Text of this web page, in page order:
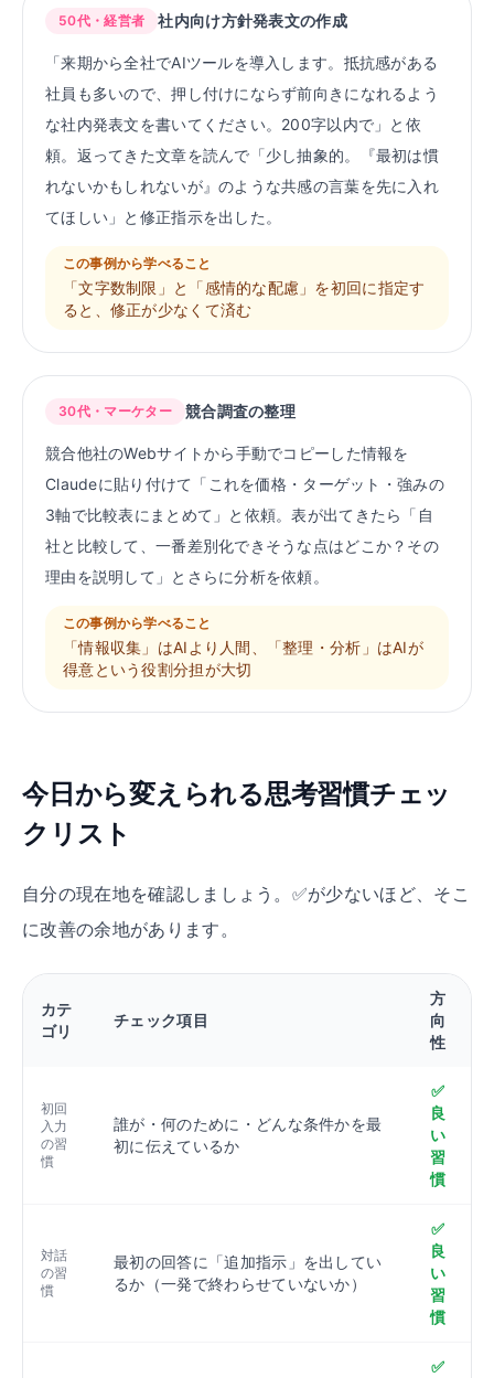
50代・経営者 社内向け方針発表文の作成
「来期から全社でAIツールを導入します。抵抗感がある
社員も多いので、押し付けにならず前向きになれるよう
な社内発表文を書いてください。200字以内で」と依
頼。返ってきた文章を読んで「少し抽象的。『最初は慣
れないかもしれないが』のような共感の言葉を先に入れ
てほしい」と修正指示を出した。
この事例から学べること
「文字数制限」と「感情的な配慮」を初回に指定す
ると、修正が少なくて済む
30代・マーケター 競合調査の整理
競合他社のWebサイトから手動でコピーした情報を
Claudeに貼り付けて「これを価格・ターゲット・強みの
3軸で比較表にまとめて」と依頼。表が出てきたら「自
社と比較して、一番差別化できそうな点はどこか？その
理由を説明して」とさらに分析を依頼。
この事例から学べること
「情報収集」はAIより人間、「整理・分析」はAIが
得意という役割分担が大切
今日から変えられる思考習慣チェッ
クリスト
自分の現在地を確認しましょう。✅が少ないほど、そこ
に改善の余地があります。
カテ
ゴリ
チェック項目
方
向
性
初回
入力
の習
慣
誰が・何のために・どんな条件かを最
初に伝えているか
✅
良
い
習
慣
対話
の習
慣
最初の回答に「追加指示」を出してい
るか（一発で終わらせていないか）
✅
良
い
習
慣
✅